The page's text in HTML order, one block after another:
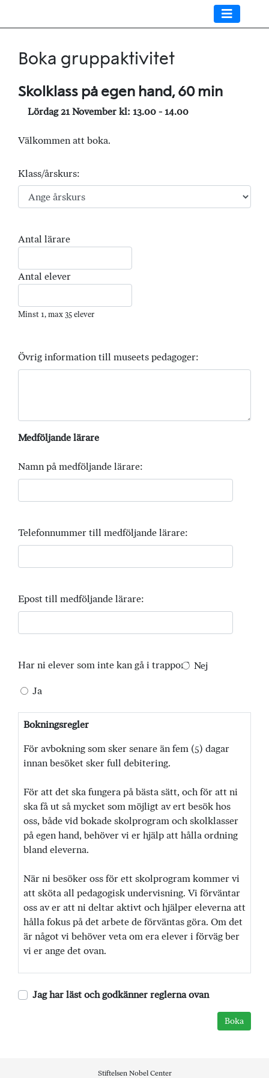
Boka gruppaktivitet
Skolklass på egen hand, 60 min
Lördag 21 November kl: 13.00 - 14.00
Välkommen att boka.
Klass/årskurs:
Antal lärare
Antal elever
Minst 1, max 35 elever
Övrig information till museets pedagoger:
Medföljande lärare
Namn på medföljande lärare:
Telefonnummer till medföljande lärare:
Epost till medföljande lärare:
Har ni elever som inte kan gå i trappor? Nej
Ja
Bokningsregler
För avbokning som sker senare än fem (5) dagar
innan besöket sker full debitering.
För att det ska fungera på bästa sätt, och för att ni
ska få ut så mycket som möjligt av ert besök hos
oss, både vid bokade skolprogram och skolklasser
på egen hand, behöver vi er hjälp att hålla ordning
bland eleverna.
När ni besöker oss för ett skolprogram kommer vi
att sköta all pedagogisk undervisning. Vi förväntar
oss av er att ni deltar aktivt och hjälper eleverna att
hålla fokus på det arbete de förväntas göra. Om det
är något vi behöver veta om era elever i förväg ber
vi er ange det ovan.
Jag har läst och godkänner reglerna ovan
Stiftelsen Nobel Center